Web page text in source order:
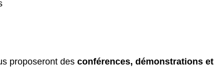
proposeront des conférences, démonstrations et